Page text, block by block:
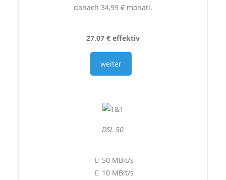
danach 34,99 € monatl.
27,07 € effektiv
weiter
DSL 50
50 MBit/s
10 MBit/s